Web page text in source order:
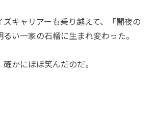
キャリアーも乗り越えて、「闇夜の
い一家の石榴に生まれ変わった。
かにほほ笑んだのだ。